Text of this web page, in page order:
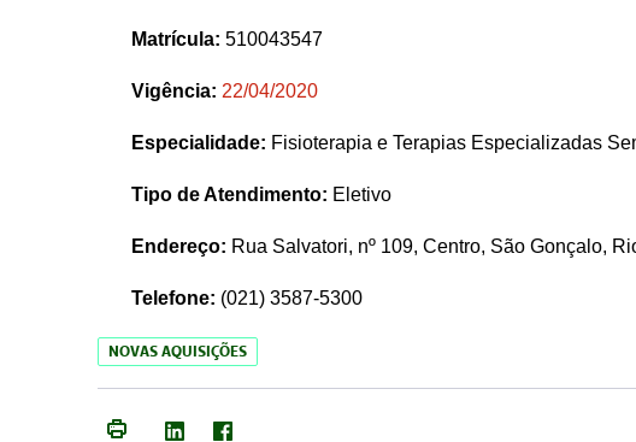
Matrícula: 510043547
Vigência: 22/04/2020
Especialidade: Fisioterapia e Terapias Especializadas
Tipo de Atendimento: Eletivo
Endereço: Rua Salvatori, nº 109, Centro, São Gonçalo,
Telefone: (021) 3587-5300
NOVAS AQUISIÇÕES